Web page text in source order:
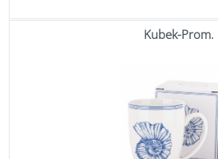
Kubek-Prom.